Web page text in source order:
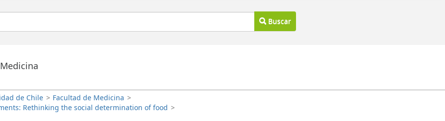
Buscar
de Chile > Facultad de Medicina >
Rethinking the social determination of food >